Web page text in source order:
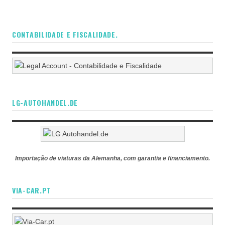
CONTABILIDADE E FISCALIDADE.
LG-AUTOHANDEL.DE
Importação de viaturas da Alemanha, com garantia e financiamento.
VIA-CAR.PT